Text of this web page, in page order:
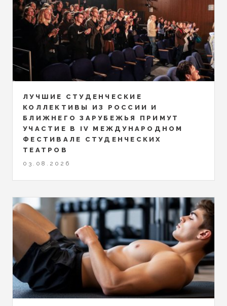
ЛУЧШИЕ СТУДЕНЧЕСКИЕ
КОЛЛЕКТИВЫ ИЗ РОССИИ И
БЛИЖНЕГО ЗАРУБЕЖЬЯ ПРИМУТ
УЧАСТИЕ В IV МЕЖДУНАРОДНОМ
ФЕСТИВАЛЕ СТУДЕНЧЕСКИХ
ТЕАТРОВ
03.08.2026